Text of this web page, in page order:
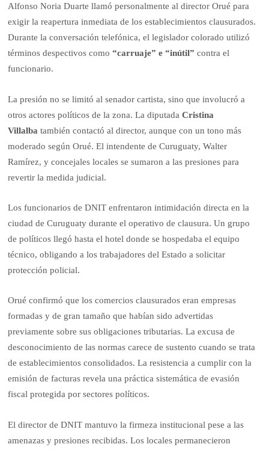
Alfonso Noria Duarte llamó personalmente al director Orué para
exigir la reapertura inmediata de los establecimientos clausurados.
Durante la conversación telefónica, el legislador colorado utilizó
términos despectivos como “carruaje” e “inútil” contra el
funcionario.
La presión no se limitó al senador cartista, sino que involucró a
otros actores políticos de la zona. La diputadaCristina
Villalba también contactó al director, aunque con un tono más
moderado según Orué. El intendente de Curuguaty, Walter
Ramírez, y concejales locales se sumaron a las presiones para
revertir la medida judicial.
Los funcionarios de DNIT enfrentaron intimidación directa en la
ciudad de Curuguaty durante el operativo de clausura. Un grupo
de políticos llegó hasta el hotel donde se hospedaba el equipo
técnico, obligando a los trabajadores del Estado a solicitar
protección policial.
Orué confirmó que los comercios clausurados eran empresas
formadas y de gran tamaño que habían sido advertidas
previamente sobre sus obligaciones tributarias. La excusa de
desconocimiento de las normas carece de sustento cuando se trata
de establecimientos consolidados. La resistencia a cumplir con la
emisión de facturas revela una práctica sistemática de evasión
fiscal protegida por sectores políticos.
El director de DNIT mantuvo la firmeza institucional pese a las
amenazas y presiones recibidas. Los locales permanecieron